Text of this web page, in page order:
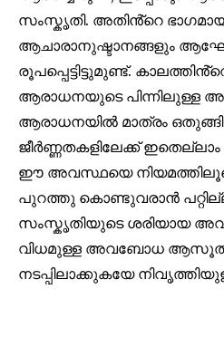
സംസ്കൃതി. അതിൻ്റെ
ആചാരാനുഷ്ടാനങ്ങളും
രൂപപ്പെട്ടിട്ടുമുണ്ട്.
ആരാധനയുടെ പിന്നിലുള്ള
ആരാധനയിൽ മാത്രം
ജീർണ്ണതകളിലേക്ക്
ഈ അവസ്ഥയെ
പുറത്തു കൊണ്ടുവരാൻ
സംസ്കൃതിയുടെ ശരിയായ
വിധമുള്ള അവബോധ
നടപ്പിലാക്കുകയേ